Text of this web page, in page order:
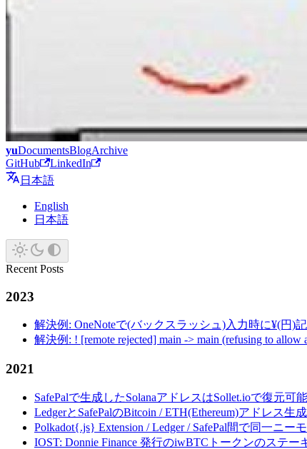
yuDocumentsBlogArchive
GitHub
LinkedIn
日本語
English
日本語
Recent Posts
2023
解決例: OneNoteで(バックスラッシュ)入力時に¥(円)
解決例: ! [remote rejected] main -> main (refusing to
2021
SafePalで生成したSolanaアドレスはSollet.ioで復元可能
LedgerとSafePalのBitcoin / ETH(Ethereum)アドレス生
Polkadot{.js} Extension / Ledger / SafePal間で同一ニ
IOST: Donnie Finance 発行のiwBTCトークンのステー